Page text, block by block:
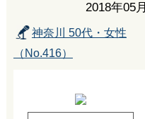
2018年05月
神奈川 50代・女性
（No.416）